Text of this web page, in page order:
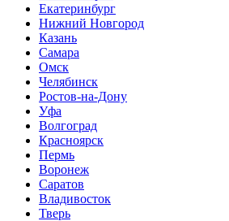
Екатеринбург
Нижний Новгород
Казань
Самара
Омск
Челябинск
Ростов-на-Дону
Уфа
Волгоград
Красноярск
Пермь
Воронеж
Саратов
Владивосток
Тверь